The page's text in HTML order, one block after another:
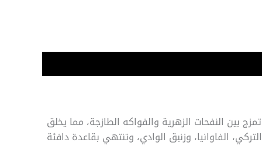
بين النفحات الزهرية والفواكه الطازجة، مما يخلق
الفاوانيا، وزنبق الوادي، وتنتهي بقاعدة دافئة